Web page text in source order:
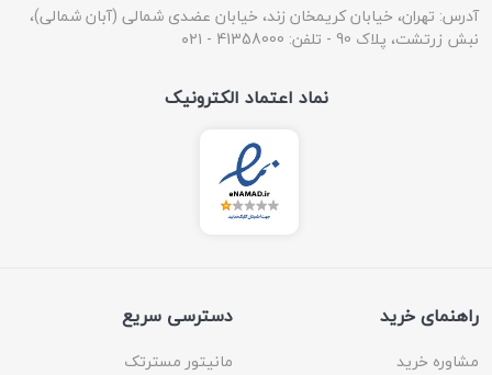
آدرس: تهران، خیابان کریمخان زند، خیابان عضدی شمالی (آبان شمالی)،
نبش زرتشت، پلاک 90 - تلفن: 41358000 - ۰۲۱
نماد اعتماد الکترونیک
راهنمای خرید
مشاوره خرید
دسترسی سریع
مانیتور مسترتک